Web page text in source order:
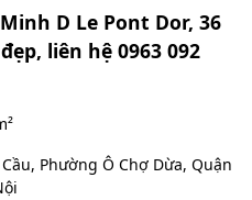
D Le Pont Dor, 36
liên hệ 0963 092
Phường Ô Chợ Dừa, Quận